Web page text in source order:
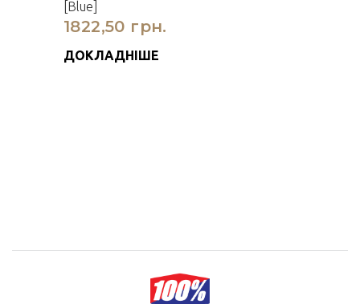
[Blue]
1822,50 грн.
ДОКЛАДНІШЕ